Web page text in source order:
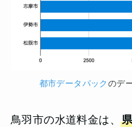
都市データパックのデ
鳥羽市の水道料金は、